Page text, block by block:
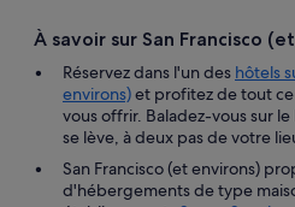
À savoir sur San Francisco
Réservez dans l'un des hôtels
environs)et profitez de tout
vous offrir. Baladez-vous sur
se lève, à deux pas de votre
San Francisco (et environs)
d'hébergements de type